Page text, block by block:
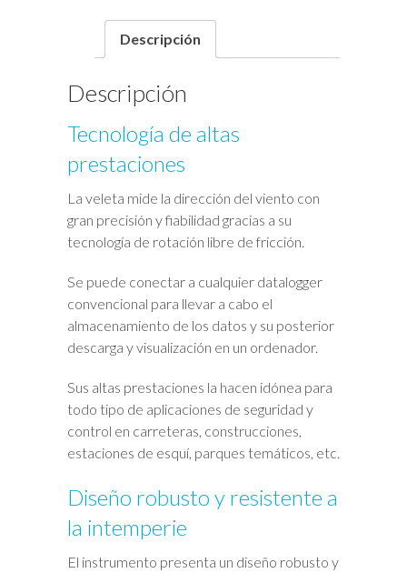
Descripción
Descripción
Tecnología de altas
prestaciones
La veleta mide la dirección del viento con
gran precisión y fiabilidad gracias a su
tecnología de rotación libre de fricción.
Se puede conectar a cualquier datalogger
convencional para llevar a cabo el
almacenamiento de los datos y su posterior
descarga y visualización en un ordenador.
Sus altas prestaciones la hacen idónea para
todo tipo de aplicaciones de seguridad y
control en carreteras, construcciones,
estaciones de esquí, parques temáticos, etc.
Diseño robusto y resistente a
la intemperie
El instrumento presenta un diseño robusto y